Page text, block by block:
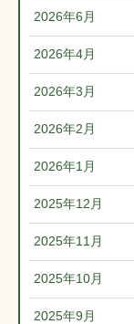
2026年6月
2026年4月
2026年3月
2026年2月
2026年1月
2025年12月
2025年11月
2025年10月
2025年9月